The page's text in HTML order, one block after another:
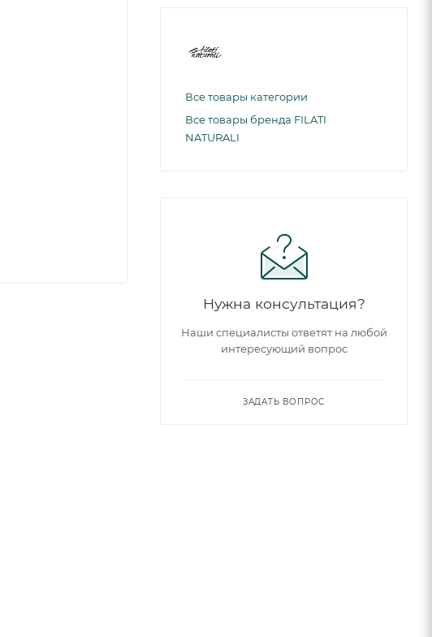
Все товары категории
Все товары бренда FILATI
NATURALI
Нужна консультация?
Наши специалисты ответят на любой
интересующий вопрос
ЗАДАТЬ ВОПРОС